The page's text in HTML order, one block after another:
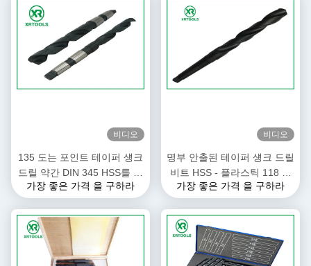
비디오
135 도는 포인트 테이퍼 섕크
드릴 약간 DIN 345 HSS를 분
리합니다 - M2 모르스 재료
가장 좋은 가격 을 구하라
비디오
명부 안출된 테이퍼 섕크 드릴
비트 HSS - 플라스틱 118 급
동안 4241이지 물질
가장 좋은 가격 을 구하라